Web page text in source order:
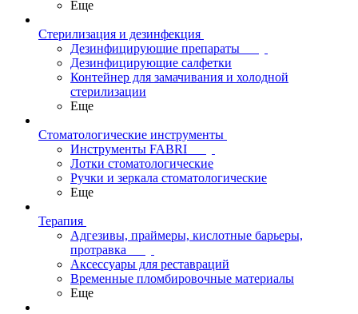
Еще
Стерилизация и дезинфекция
Дезинфицирующие препараты
Дезинфицирующие салфетки
Контейнер для замачивания и холодной
стерилизации
Еще
Стоматологические инструменты
Инструменты FABRI
Лотки стоматологические
Ручки и зеркала стоматологические
Еще
Терапия
Адгезивы, праймеры, кислотные барьеры,
протравка
Аксессуары для реставраций
Временные пломбировочные материалы
Еще